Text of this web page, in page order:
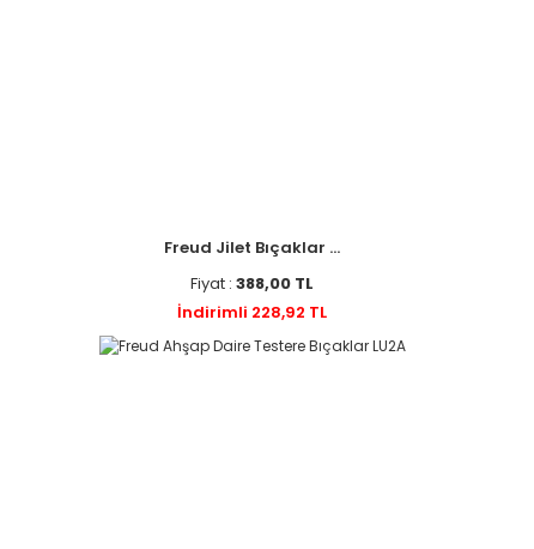
Freud Jilet Bıçaklar ...
Fiyat :388,00 TL
İndirimli 228,92 TL